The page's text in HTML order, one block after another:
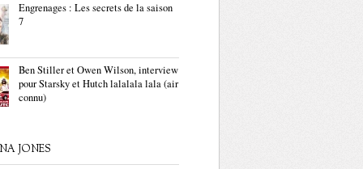
Engrenages : Les secrets de la saison
7
Ben Stiller et Owen Wilson, interview
pour Starsky et Hutch lalalala lala (air
connu)
JONES